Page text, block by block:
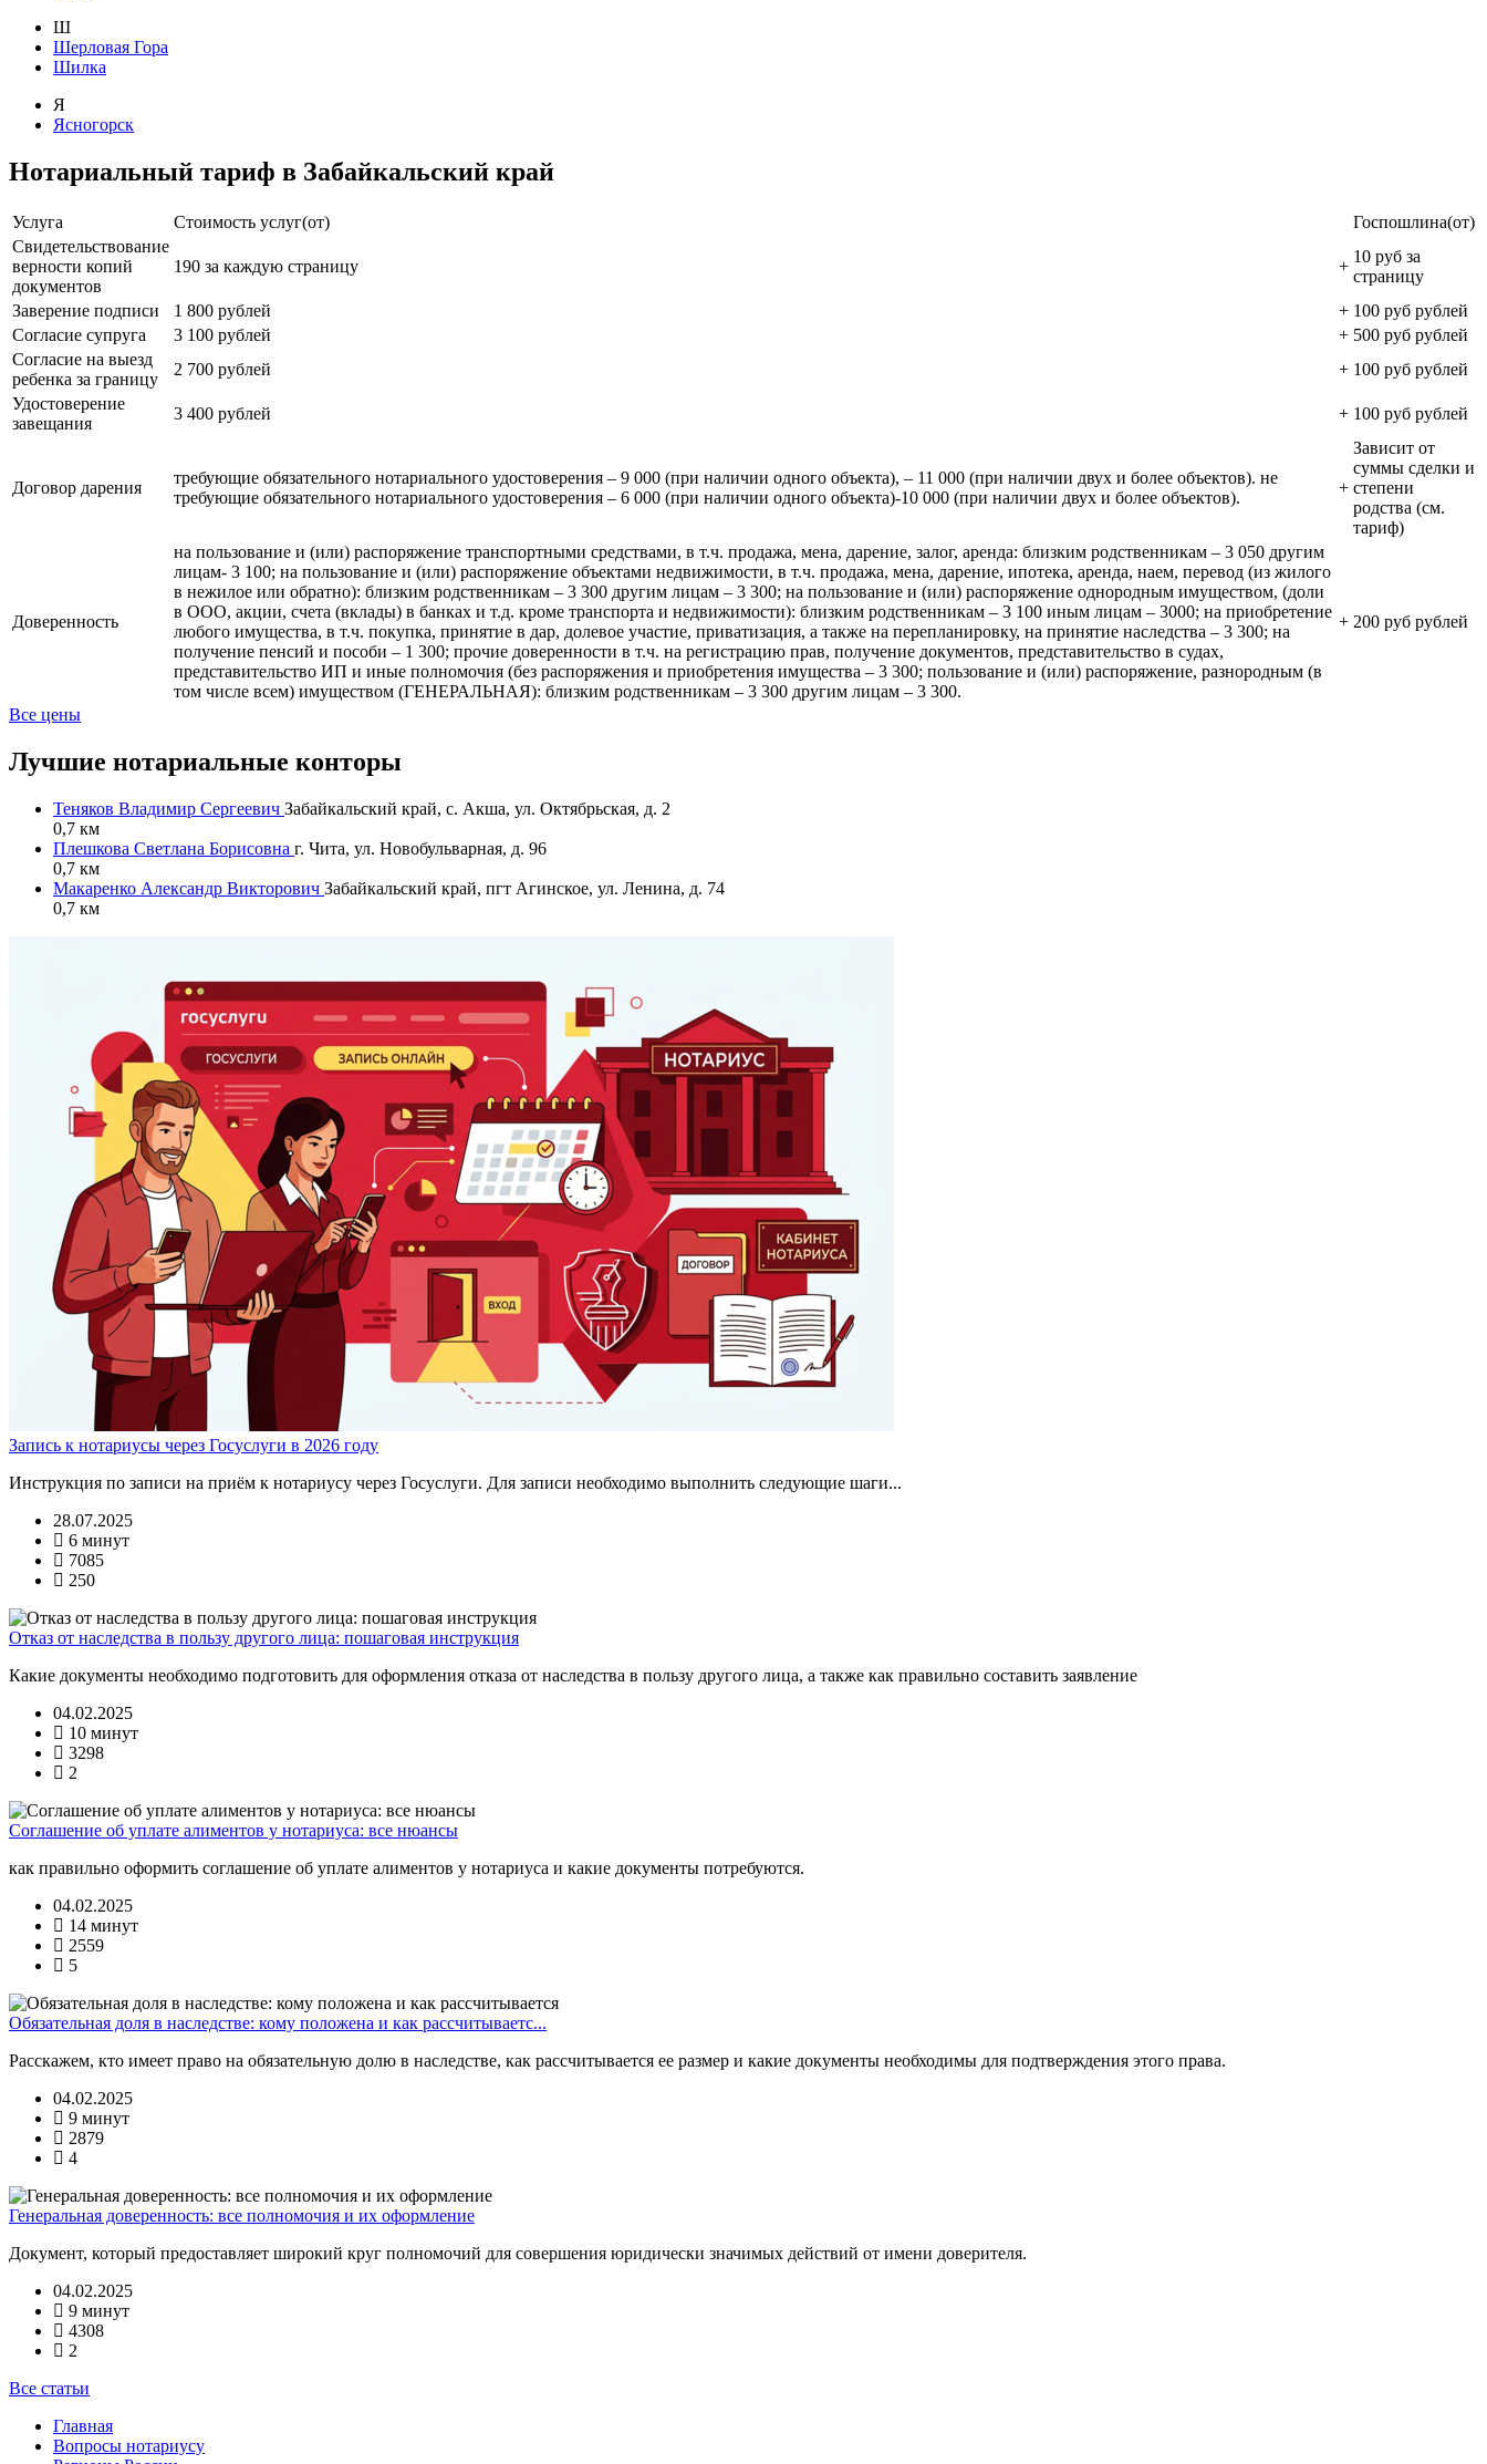
Ш
Шерловая Гора
Шилка
Я
Ясногорск
Нотариальный тариф в Забайкальский край
Услуга Стоимость услуг(от)
Госпошлина(от)
Свидетельствование
верности копий
документов
190 за каждую страницу +
10 руб за
страницу
Заверение подписи
1 800 рублей + 100 руб рублей
Согласие супруга
3 100 рублей + 500 руб рублей
Согласие на выезд
ребенка за границу
2 700 рублей + 100 руб рублей
Удостоверение
завещания
3 400 рублей + 100 руб рублей
Договор дарения
требующие обязательного нотариального удостоверения – 9 000 (при наличии одного объекта), – 11 000 (при наличии двух и более объектов). не
требующие обязательного нотариального удостоверения – 6 000 (при наличии одного объекта)-10 000 (при наличии двух и более объектов).
+
Зависит от
суммы сделки и
степени
родства (см.
тариф)
Доверенность
на пользование и (или) распоряжение транспортными средствами, в т.ч. продажа, мена, дарение, залог, аренда: близким родственникам – 3 050 другим
лицам- 3 100; на пользование и (или) распоряжение объектами недвижимости, в т.ч. продажа, мена, дарение, ипотека, аренда, наем, перевод (из жилого
в нежилое или обратно): близким родственникам – 3 300 другим лицам – 3 300; на пользование и (или) распоряжение однородным имуществом, (доли
в ООО, акции, счета (вклады) в банках и т.д. кроме транспорта и недвижимости): близким родственникам – 3 100 иным лицам – 3000; на приобретение
любого имущества, в т.ч. покупка, принятие в дар, долевое участие, приватизация, а также на перепланировку, на принятие наследства – 3 300; на
получение пенсий и пособи – 1 300; прочие доверенности в т.ч. на регистрацию прав, получение документов, представительство в судах,
представительство ИП и иные полномочия (без распоряжения и приобретения имущества – 3 300; пользование и (или) распоряжение, разнородным (в
том числе всем) имуществом (ГЕНЕРАЛЬНАЯ): близким родственникам – 3 300 другим лицам – 3 300.
+ 200 руб рублей
Все цены
Лучшие нотариальные конторы
Теняков Владимир Сергеевич Забайкальский край, с. Акша, ул. Октябрьская, д. 2
0,7 км
Плешкова Светлана Борисовна г. Чита, ул. Новобульварная, д. 96
0,7 км
Макаренко Александр Викторович Забайкальский край, пгт Агинское, ул. Ленина, д. 74
0,7 км
Запись к нотариусы через Госуслуги в 2026 году
Инструкция по записи на приём к нотариусу через Госуслуги. Для записи необходимо выполнить следующие шаги...
28.07.2025
6 минут
7085
250
Отказ от наследства в пользу другого лица: пошаговая инструкция
Какие документы необходимо подготовить для оформления отказа от наследства в пользу другого лица, а также как правильно составить заявление
04.02.2025
10 минут
3298
2
Соглашение об уплате алиментов у нотариуса: все нюансы
как правильно оформить соглашение об уплате алиментов у нотариуса и какие документы потребуются.
04.02.2025
14 минут
2559
5
Обязательная доля в наследстве: кому положена и как рассчитываетс...
Расскажем, кто имеет право на обязательную долю в наследстве, как рассчитывается ее размер и какие документы необходимы для подтверждения этого права.
04.02.2025
9 минут
2879
4
Генеральная доверенность: все полномочия и их оформление
Документ, который предоставляет широкий круг полномочий для совершения юридически значимых действий от имени доверителя.
04.02.2025
9 минут
4308
2
Все статьи
Главная
Вопросы нотариусу